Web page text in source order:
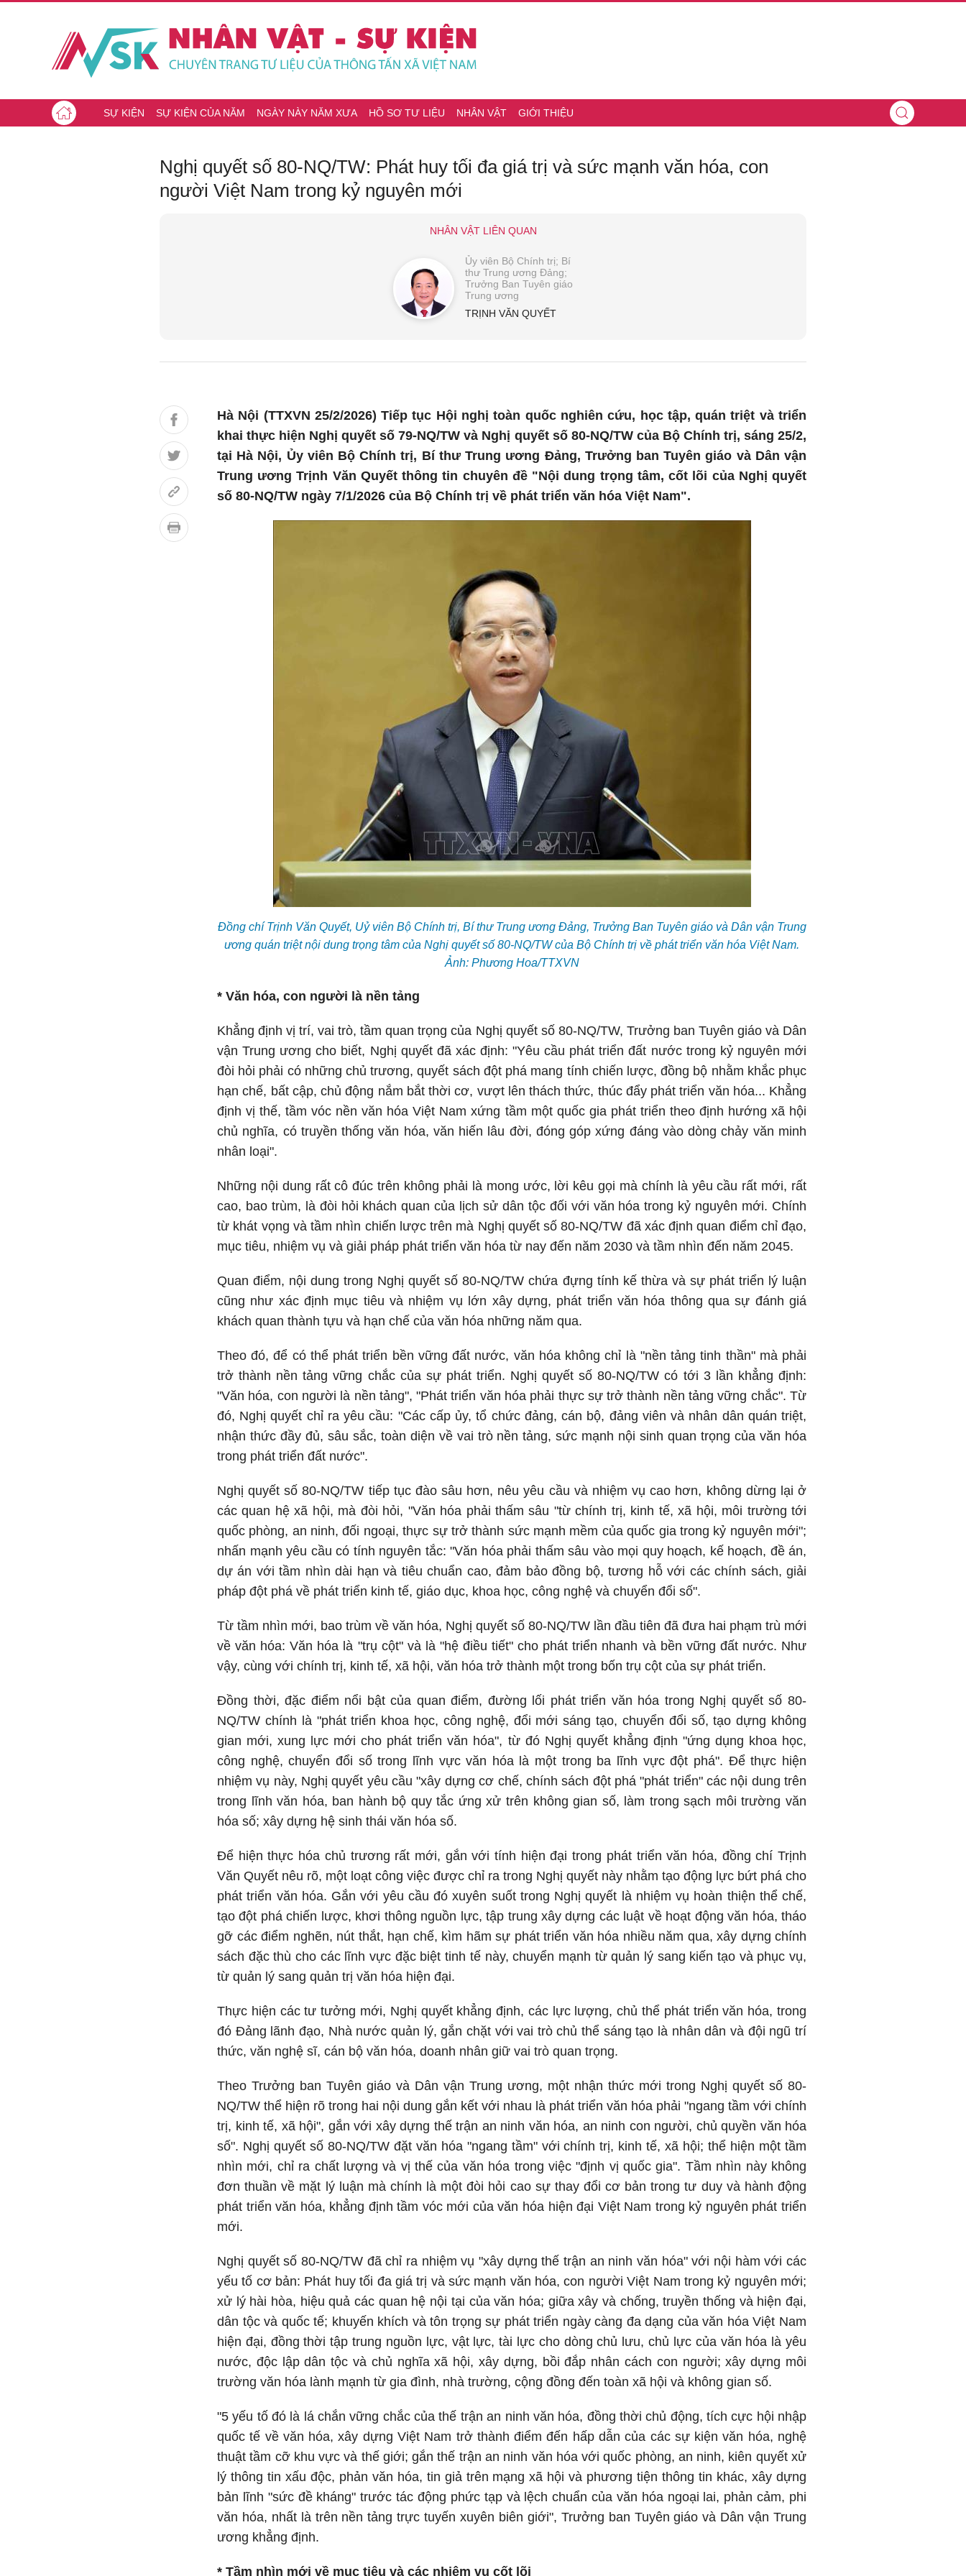
SỰ KIỆN SỰ KIỆN CỦA NĂM NGÀY NÀY NĂM XƯA HỒ SƠ TƯ LIỆU NHÂN VẬT GIỚI THIỆU
Nghị quyết số 80-NQ/TW: Phát huy tối đa giá trị và sức mạnh văn hóa, con
người Việt Nam trong kỷ nguyên mới
NHÂN VẬT LIÊN QUAN
Ủy viên Bộ Chính trị; Bí
thư Trung ương Đảng;
Trưởng Ban Tuyên giáo
Trung ương
TRỊNH VĂN QUYẾT
Hà Nội (TTXVN 25/2/2026) Tiếp tục Hội nghị toàn quốc nghiên cứu, học tập, quán triệt và triển
khai thực hiện Nghị quyết số 79-NQ/TW và Nghị quyết số 80-NQ/TW của Bộ Chính trị, sáng 25/2,
tại Hà Nội, Ủy viên Bộ Chính trị, Bí thư Trung ương Đảng, Trưởng ban Tuyên giáo và Dân vận
Trung ương Trịnh Văn Quyết thông tin chuyên đề "Nội dung trọng tâm, cốt lõi của Nghị quyết
số 80-NQ/TW ngày 7/1/2026 của Bộ Chính trị về phát triển văn hóa Việt Nam".
Đồng chí Trịnh Văn Quyết, Uỷ viên Bộ Chính trị, Bí thư Trung ương Đảng, Trưởng Ban Tuyên giáo và Dân vận Trung
ương quán triệt nội dung trọng tâm của Nghị quyết số 80-NQ/TW của Bộ Chính trị về phát triển văn hóa Việt Nam.
Ảnh: Phương Hoa/TTXVN
* Văn hóa, con người là nền tảng
Khẳng định vị trí, vai trò, tầm quan trọng của Nghị quyết số 80-NQ/TW, Trưởng ban Tuyên giáo và Dân
vận Trung ương cho biết, Nghị quyết đã xác định: "Yêu cầu phát triển đất nước trong kỷ nguyên mới
đòi hỏi phải có những chủ trương, quyết sách đột phá mang tính chiến lược, đồng bộ nhằm khắc phục
hạn chế, bất cập, chủ động nắm bắt thời cơ, vượt lên thách thức, thúc đẩy phát triển văn hóa... Khẳng
định vị thế, tầm vóc nền văn hóa Việt Nam xứng tầm một quốc gia phát triển theo định hướng xã hội
chủ nghĩa, có truyền thống văn hóa, văn hiến lâu đời, đóng góp xứng đáng vào dòng chảy văn minh
nhân loại".
Những nội dung rất cô đúc trên không phải là mong ước, lời kêu gọi mà chính là yêu cầu rất mới, rất
cao, bao trùm, là đòi hỏi khách quan của lịch sử dân tộc đối với văn hóa trong kỷ nguyên mới. Chính
từ khát vọng và tầm nhìn chiến lược trên mà Nghị quyết số 80-NQ/TW đã xác định quan điểm chỉ đạo,
mục tiêu, nhiệm vụ và giải pháp phát triển văn hóa từ nay đến năm 2030 và tầm nhìn đến năm 2045.
Quan điểm, nội dung trong Nghị quyết số 80-NQ/TW chứa đựng tính kế thừa và sự phát triển lý luận
cũng như xác định mục tiêu và nhiệm vụ lớn xây dựng, phát triển văn hóa thông qua sự đánh giá
khách quan thành tựu và hạn chế của văn hóa những năm qua.
Theo đó, để có thể phát triển bền vững đất nước, văn hóa không chỉ là "nền tảng tinh thần" mà phải
trở thành nền tảng vững chắc của sự phát triển. Nghị quyết số 80-NQ/TW có tới 3 lần khẳng định:
"Văn hóa, con người là nền tảng", "Phát triển văn hóa phải thực sự trở thành nền tảng vững chắc". Từ
đó, Nghị quyết chỉ ra yêu cầu: "Các cấp ủy, tổ chức đảng, cán bộ, đảng viên và nhân dân quán triệt,
nhận thức đầy đủ, sâu sắc, toàn diện về vai trò nền tảng, sức mạnh nội sinh quan trọng của văn hóa
trong phát triển đất nước".
Nghị quyết số 80-NQ/TW tiếp tục đào sâu hơn, nêu yêu cầu và nhiệm vụ cao hơn, không dừng lại ở
các quan hệ xã hội, mà đòi hỏi, "Văn hóa phải thấm sâu "từ chính trị, kinh tế, xã hội, môi trường tới
quốc phòng, an ninh, đối ngoại, thực sự trở thành sức mạnh mềm của quốc gia trong kỷ nguyên mới";
nhấn mạnh yêu cầu có tính nguyên tắc: "Văn hóa phải thấm sâu vào mọi quy hoạch, kế hoạch, đề án,
dự án với tầm nhìn dài hạn và tiêu chuẩn cao, đảm bảo đồng bộ, tương hỗ với các chính sách, giải
pháp đột phá về phát triển kinh tế, giáo dục, khoa học, công nghệ và chuyển đổi số".
Từ tầm nhìn mới, bao trùm về văn hóa, Nghị quyết số 80-NQ/TW lần đầu tiên đã đưa hai phạm trù mới
về văn hóa: Văn hóa là "trụ cột" và là "hệ điều tiết" cho phát triển nhanh và bền vững đất nước. Như
vậy, cùng với chính trị, kinh tế, xã hội, văn hóa trở thành một trong bốn trụ cột của sự phát triển.
Đồng thời, đặc điểm nổi bật của quan điểm, đường lối phát triển văn hóa trong Nghị quyết số 80-
NQ/TW chính là "phát triển khoa học, công nghệ, đổi mới sáng tạo, chuyển đổi số, tạo dựng không
gian mới, xung lực mới cho phát triển văn hóa", từ đó Nghị quyết khẳng định "ứng dụng khoa học,
công nghệ, chuyển đổi số trong lĩnh vực văn hóa là một trong ba lĩnh vực đột phá". Để thực hiện
nhiệm vụ này, Nghị quyết yêu cầu "xây dựng cơ chế, chính sách đột phá "phát triển" các nội dung trên
trong lĩnh văn hóa, ban hành bộ quy tắc ứng xử trên không gian số, làm trong sạch môi trường văn
hóa số; xây dựng hệ sinh thái văn hóa số.
Để hiện thực hóa chủ trương rất mới, gắn với tính hiện đại trong phát triển văn hóa, đồng chí Trịnh
Văn Quyết nêu rõ, một loạt công việc được chỉ ra trong Nghị quyết này nhằm tạo động lực bứt phá cho
phát triển văn hóa. Gắn với yêu cầu đó xuyên suốt trong Nghị quyết là nhiệm vụ hoàn thiện thể chế,
tạo đột phá chiến lược, khơi thông nguồn lực, tập trung xây dựng các luật về hoạt động văn hóa, tháo
gỡ các điểm nghẽn, nút thắt, hạn chế, kìm hãm sự phát triển văn hóa nhiều năm qua, xây dựng chính
sách đặc thù cho các lĩnh vực đặc biệt tinh tế này, chuyển mạnh từ quản lý sang kiến tạo và phục vụ,
từ quản lý sang quản trị văn hóa hiện đại.
Thực hiện các tư tưởng mới, Nghị quyết khẳng định, các lực lượng, chủ thể phát triển văn hóa, trong
đó Đảng lãnh đạo, Nhà nước quản lý, gắn chặt với vai trò chủ thể sáng tạo là nhân dân và đội ngũ trí
thức, văn nghệ sĩ, cán bộ văn hóa, doanh nhân giữ vai trò quan trọng.
Theo Trưởng ban Tuyên giáo và Dân vận Trung ương, một nhận thức mới trong Nghị quyết số 80-
NQ/TW thể hiện rõ trong hai nội dung gắn kết với nhau là phát triển văn hóa phải "ngang tầm với chính
trị, kinh tế, xã hội", gắn với xây dựng thế trận an ninh văn hóa, an ninh con người, chủ quyền văn hóa
số". Nghị quyết số 80-NQ/TW đặt văn hóa "ngang tầm" với chính trị, kinh tế, xã hội; thể hiện một tầm
nhìn mới, chỉ ra chất lượng và vị thế của văn hóa trong việc "định vị quốc gia". Tầm nhìn này không
đơn thuần về mặt lý luận mà chính là một đòi hỏi cao sự thay đổi cơ bản trong tư duy và hành động
phát triển văn hóa, khẳng định tầm vóc mới của văn hóa hiện đại Việt Nam trong kỷ nguyên phát triển
mới.
Nghị quyết số 80-NQ/TW đã chỉ ra nhiệm vụ "xây dựng thế trận an ninh văn hóa" với nội hàm với các
yếu tố cơ bản: Phát huy tối đa giá trị và sức mạnh văn hóa, con người Việt Nam trong kỷ nguyên mới;
xử lý hài hòa, hiệu quả các quan hệ nội tại của văn hóa; giữa xây và chống, truyền thống và hiện đại,
dân tộc và quốc tế; khuyến khích và tôn trọng sự phát triển ngày càng đa dạng của văn hóa Việt Nam
hiện đại, đồng thời tập trung nguồn lực, vật lực, tài lực cho dòng chủ lưu, chủ lực của văn hóa là yêu
nước, độc lập dân tộc và chủ nghĩa xã hội, xây dựng, bồi đắp nhân cách con người; xây dựng môi
trường văn hóa lành mạnh từ gia đình, nhà trường, cộng đồng đến toàn xã hội và không gian số.
"5 yếu tố đó là lá chắn vững chắc của thế trận an ninh văn hóa, đồng thời chủ động, tích cực hội nhập
quốc tế về văn hóa, xây dựng Việt Nam trở thành điểm đến hấp dẫn của các sự kiện văn hóa, nghệ
thuật tầm cỡ khu vực và thế giới; gắn thế trận an ninh văn hóa với quốc phòng, an ninh, kiên quyết xử
lý thông tin xấu độc, phản văn hóa, tin giả trên mạng xã hội và phương tiện thông tin khác, xây dựng
bản lĩnh "sức đề kháng" trước tác động phức tạp và lệch chuẩn của văn hóa ngoại lai, phản cảm, phi
văn hóa, nhất là trên nền tảng trực tuyến xuyên biên giới", Trưởng ban Tuyên giáo và Dân vận Trung
ương khẳng định.
* Tầm nhìn mới về mục tiêu và các nhiệm vụ cốt lõi